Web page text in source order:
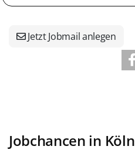
Jetzt Jobmail anlegen
Jobchancen in Köln